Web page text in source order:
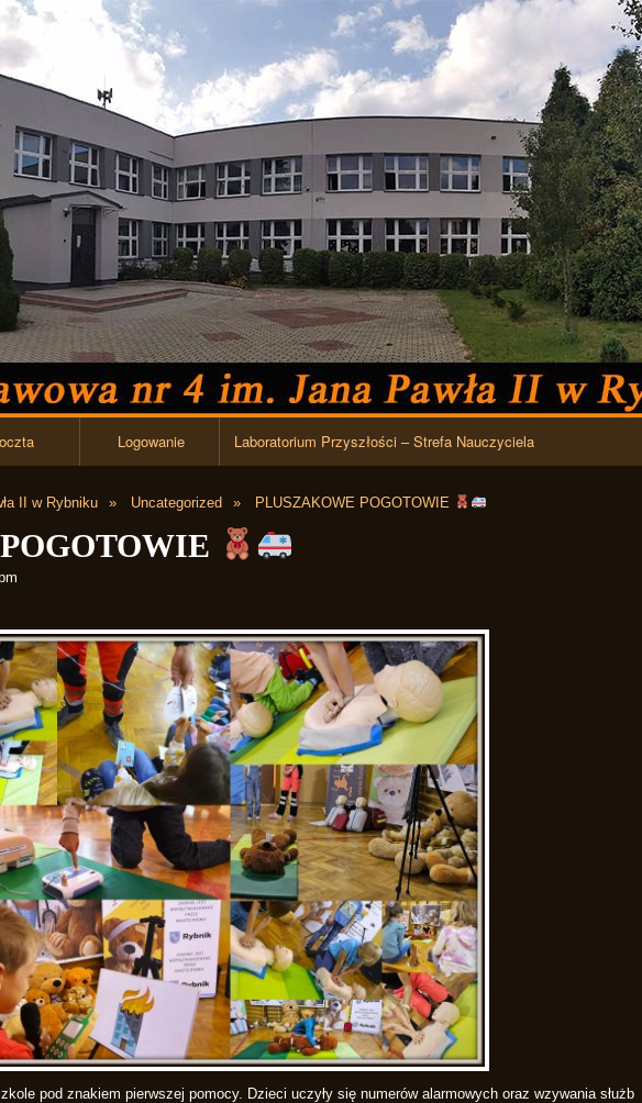
Przejdź do zawartości
Logowanie Laboratorium Przyszłości – Strefa Nauczyciela
II w Rybniku Uncategorized PLUSZAKOWE POGOTOWIE
pod znakiem pierwszej pomocy. Dzieci uczyły się numerów alarmowych oraz wzywania służb